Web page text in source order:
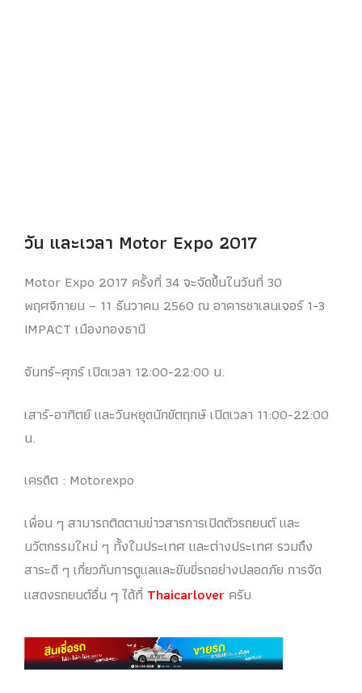
วัน และเวลา Motor Expo 2017
Motor Expo 2017 ครั้งที่ 34 จะจัดขึ้นในวันที่ 30
พฤศจิกายน – 11 ธันวาคม 2560 ณ อาคารชาเลนเจอร์ 1-3
IMPACT เมืองทองธานี
จันทร์–ศุกร์ เปิดเวลา 12:00-22:00 น.
เสาร์-อาทิตย์ และวันหยุดนักขัตฤกษ์ เปิดเวลา 11:00-22:00
น.
เครดิต : Motorexpo
เพื่อน ๆ สามารถติดตามข่าวสารการเปิดตัวรถยนต์ และ
นวัตกรรมใหม่ ๆ ทั้งในประเทศ และต่างประเทศ รวมถึง
สาระดี ๆ เกี่ยวกับการดูแลและขับขี่รถอย่างปลอดภัย การจัด
แสดงรถยนต์อื่น ๆ ได้ที่ Thaicarloverครับ